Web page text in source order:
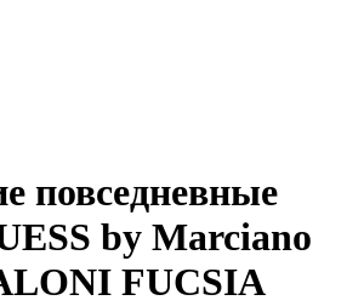
повседневные
by Marciano
FUCSIA